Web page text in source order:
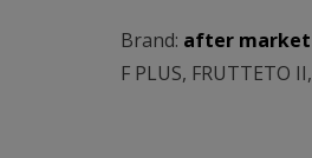
Brand: after market
F PLUS, FRUTTETO II,